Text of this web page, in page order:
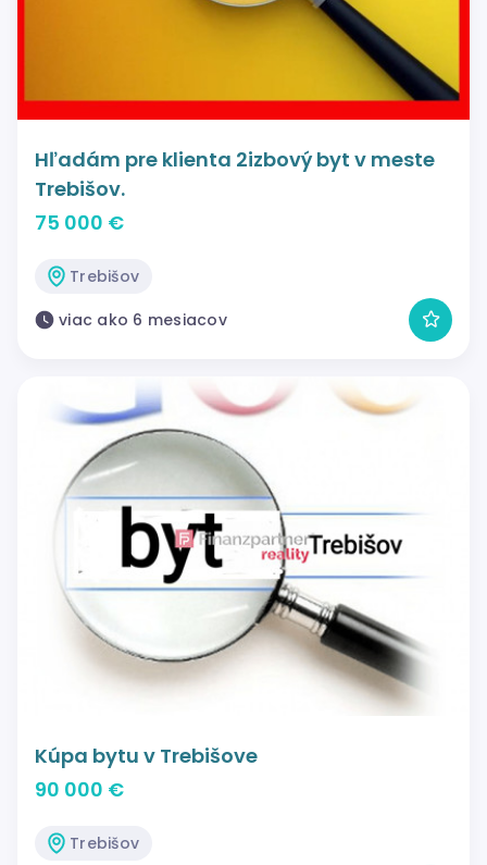
Hľadám pre klienta 2izbový byt v meste
Trebišov.
75 000 €
Trebišov
viac ako 6 mesiacov
Kúpa bytu v Trebišove
90 000 €
Trebišov